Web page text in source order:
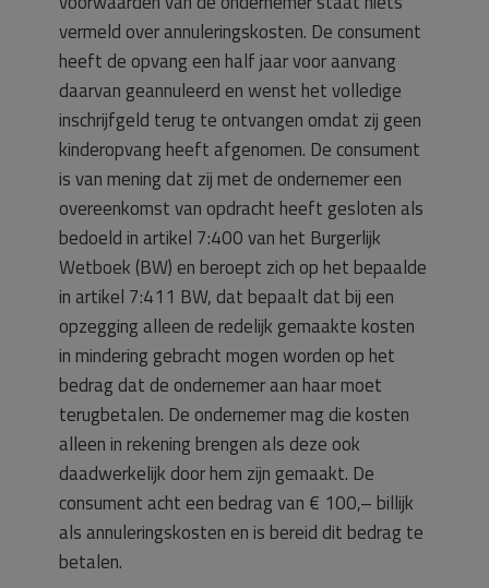
vermeld over annuleringskosten. De consument
heeft de opvang een half jaar voor aanvang
daarvan geannuleerd en wenst het volledige
inschrijfgeld terug te ontvangen omdat zij geen
kinderopvang heeft afgenomen. De consument
is van mening dat zij met de ondernemer een
overeenkomst van opdracht heeft gesloten als
bedoeld in artikel 7:400 van het Burgerlijk
Wetboek (BW) en beroept zich op het bepaalde
in artikel 7:411 BW, dat bepaalt dat bij een
opzegging alleen de redelijk gemaakte kosten
in mindering gebracht mogen worden op het
bedrag dat de ondernemer aan haar moet
terugbetalen. De ondernemer mag die kosten
alleen in rekening brengen als deze ook
daadwerkelijk door hem zijn gemaakt. De
consument acht een bedrag van € 100,– billijk
als annuleringskosten en is bereid dit bedrag te
betalen.